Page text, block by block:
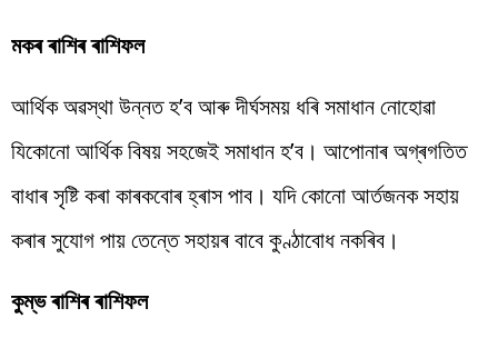
মকৰ ৰাশিৰ ৰাশিফল
আৰ্থিক অৱস্থা উন্নত হ’ব আৰু দীৰ্ঘসময় ধৰি সমাধান নোহোৱা
যিকোনো আৰ্থিক বিষয় সহজেই সমাধান হ’ব। আপোনাৰ অগ্ৰগতিত
বাধাৰ সৃষ্টি কৰা কাৰকবোৰ হ্ৰাস পাব। যদি কোনো আৰ্তজনক সহায়
কৰাৰ সুযোগ পায় তেন্তে সহায়ৰ বাবে কুণ্ঠাবোধ নকৰিব।
কুম্ভ ৰাশিৰ ৰাশিফল